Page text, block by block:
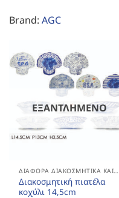
Brand: AGC
ΕΞΑΝΤΛΗΜΈΝΟ
ΔΙΆΦΟΡΑ ΔΙΑΚΟΣΜΗΤΙΚΆ ΚΑΙ ΔΏΡΑ
Διακοσμητική πιατέλα
κοχύλι 14,5cm